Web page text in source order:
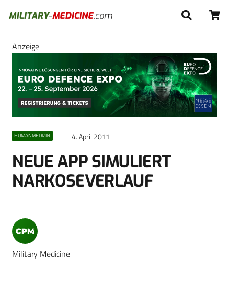
Anzeige
HUMANMEDIZIN 4. April 2011
NEUE APP SIMULIERT
NARKOSEVERLAUF
Military Medicine